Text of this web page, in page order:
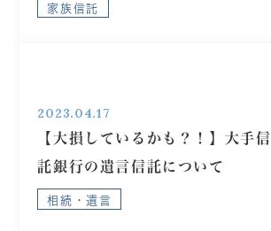
家族信託
2023.04.17
【大損しているかも？！】大手信
託銀行の遺言信託について
相続・遺言